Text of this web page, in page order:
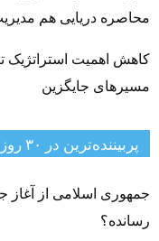
محاصره دریایی هم
کاهش اهمیت استراتژیک
مسیرهای جایگزین
پربیننده‌ترین‌ در ۳۰ روز گذشته
جمهوری اسلامی از آغاز
رسانده؟